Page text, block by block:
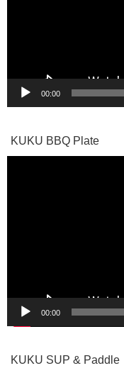
00:00
KUKU BBQ Plate
00:00
KUKU SUP & Paddle